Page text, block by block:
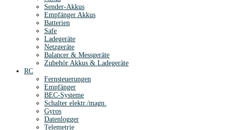
Sender-Akkus
Empfänger Akkus
Batterien
Safe
Ladegeräte
Netzgeräte
Balancer & Messgeräte
Zubehör Akkus & Ladegeräte
RC
Fernsteuerungen
Empfänger
BEC-Systeme
Schalter elektr./magn.
Gyros
Datenlogger
Telemetrie